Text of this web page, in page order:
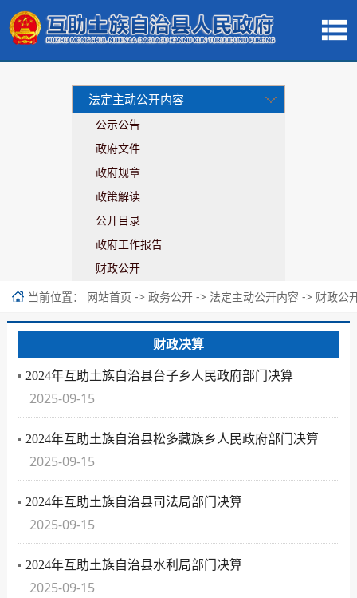
法定主动公开内容
公示公告
政府文件
政府规章
政策解读
公开目录
政府工作报告
财政公开
当前位置： 网站首页 -> 政务公开 -> 法定主动公开内容 -> 财政公
财政决算
2024年互助土族自治县台子乡人民政府部门决算
2025-09-15
2024年互助土族自治县松多藏族乡人民政府部门决算
2025-09-15
2024年互助土族自治县司法局部门决算
2025-09-15
2024年互助土族自治县水利局部门决算
2025-09-15